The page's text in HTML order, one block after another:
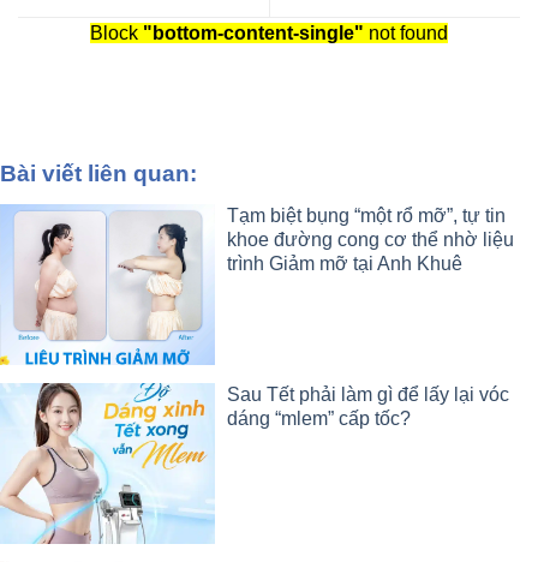
Block "bottom-content-single" not found
Bài viết liên quan:
Tạm biệt bụng “một rổ mỡ”, tự tin
khoe đường cong cơ thể nhờ liệu
trình Giảm mỡ tại Anh Khuê
Sau Tết phải làm gì để lấy lại vóc
dáng “mlem” cấp tốc?